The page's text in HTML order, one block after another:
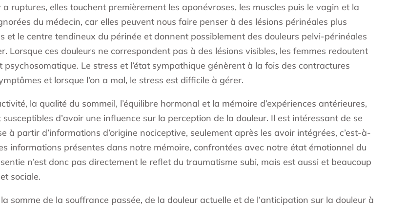
ruptures, elles touchent premièrement les aponévroses, les muscles puis le vagin et la
du médecin, car elles peuvent nous faire penser à des lésions périnéales plus
et le centre tendineux du périnée et donnent possiblement des douleurs pelvi-périnéales
Lorsque ces douleurs ne correspondent pas à des lésions visibles, les femmes redoutent
psychosomatique. Le stress et l’état sympathique génèrent à la fois des contractures
et lorsque l’on a mal, le stress est difficile à gérer.
la qualité du sommeil, l’équilibre hormonal et la mémoire d’expériences antérieures,
d’avoir une influence sur la perception de la douleur. Il est intéressant de se
à partir d’informations d’origine nociceptive, seulement après les avoir intégrées, c’est-à-
informations présentes dans notre mémoire, confrontées avec notre état émotionnel du
n’est donc pas directement le reflet du traumatisme subi, mais est aussi et beaucoup
sociale.
somme de la souffrance passée, de la douleur actuelle et de l’anticipation sur la douleur à